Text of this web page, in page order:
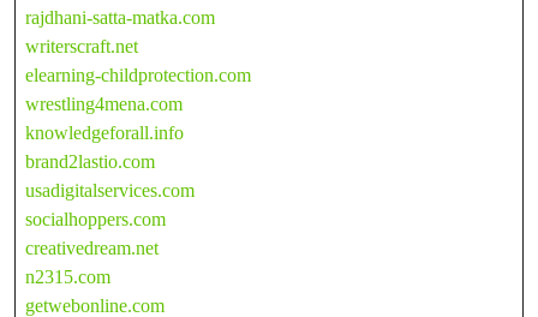
rajdhani-satta-matka.com
writerscraft.net
elearning-childprotection.com
wrestling4mena.com
knowledgeforall.info
brand2lastio.com
usadigitalservices.com
socialhoppers.com
creativedream.net
n2315.com
getwebonline.com